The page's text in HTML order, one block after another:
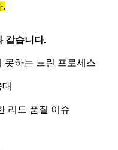
.
같습니다.
못하는 느린 프로세스
리드 품질 이슈